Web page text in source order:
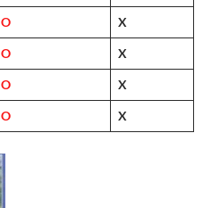
O X
O X
O X
O X